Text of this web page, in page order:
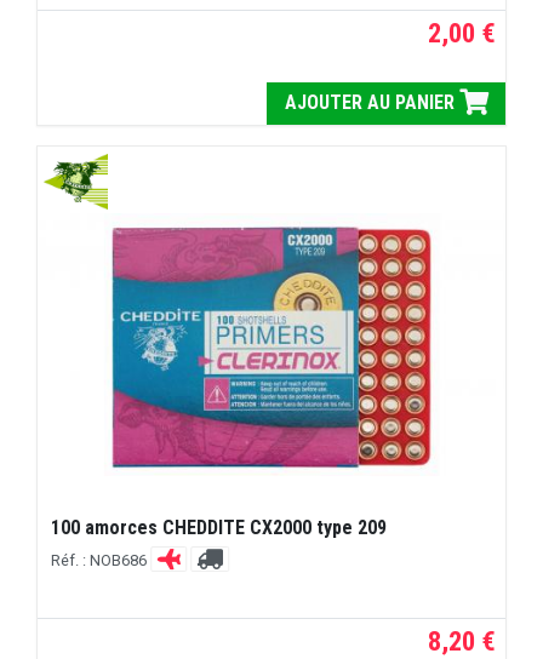
2,00 €
AJOUTER AU PANIER
100 amorces CHEDDITE CX2000 type 209
Réf. : NOB686
8,20 €